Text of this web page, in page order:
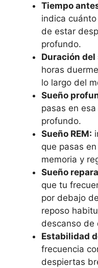
Tiempo
indica
de estar
profundo.
Duración del
horas
lo largo del
Sueño
pasas en
profundo.
Sueño REM:
que pasas
memoria y
Sueño
que tu
por debajo
reposo
descanso de
Estabilidad
frecuencia
despiertas